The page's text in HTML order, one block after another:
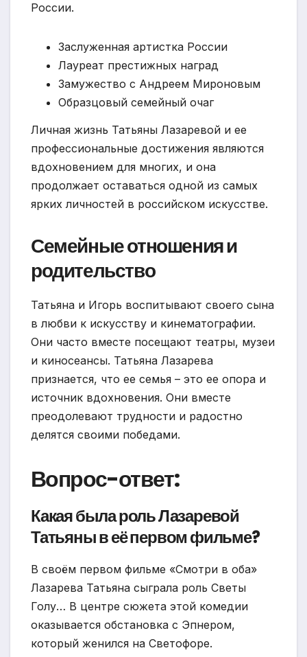
России.
Заслуженная артистка России
Лауреат престижных наград
Замужество с Андреем Мироновым
Образцовый семейный очаг
Личная жизнь Татьяны Лазаревой и ее
профессиональные достижения являются
вдохновением для многих, и она
продолжает оставаться одной из самых
ярких личностей в российском искусстве.
Семейные отношения и
родительство
Татьяна и Игорь воспитывают своего сына
в любви к искусству и кинематографии.
Они часто вместе посещают театры, музеи
и киносеансы. Татьяна Лазарева
признается, что ее семья – это ее опора и
источник вдохновения. Они вместе
преодолевают трудности и радостно
делятся своими победами.
Вопрос-ответ:
Какая была роль Лазаревой
Татьяны в её первом фильме?
В своём первом фильме «Смотри в оба»
Лазарева Татьяна сыграла роль Светы
Голу… В центре сюжета этой комедии
оказывается обстановка с Эпнером,
который женился на Светофоре.